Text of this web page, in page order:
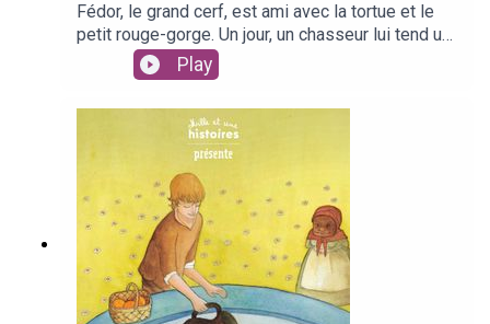
Fédor, le grand cerf, est ami avec la tortue et le
petit rouge-gorge. Un jour, un chasseur lui tend un
piège. Ses compagnons parviendront-ils à le tirer
d'affaire ?D'après un conte indien.Avec Mille et
une histoires, découvre l'histoire du cerf, de
l'oiseau et de la tortue. Et si cette histoire t'a plu,
découvre le magazine Mille et une histoire, pour
s'émerveiller chaque mois avec des contes du
monde entier :
https://www.fleuruspresse.com/magazines/pour-
les-plus-petits/mille-et-une-histoiresLes contes
Mille et une histoires sont issus du magazine
éponyme édité par Fleurus Presse, marque du
groupe Unique Heritage MédiaCrédits :Autrice :
Play